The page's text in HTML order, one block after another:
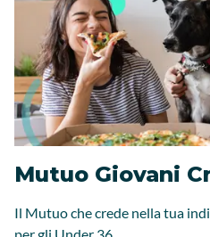
Mutuo Giovani
Il Mutuo che crede nella tua